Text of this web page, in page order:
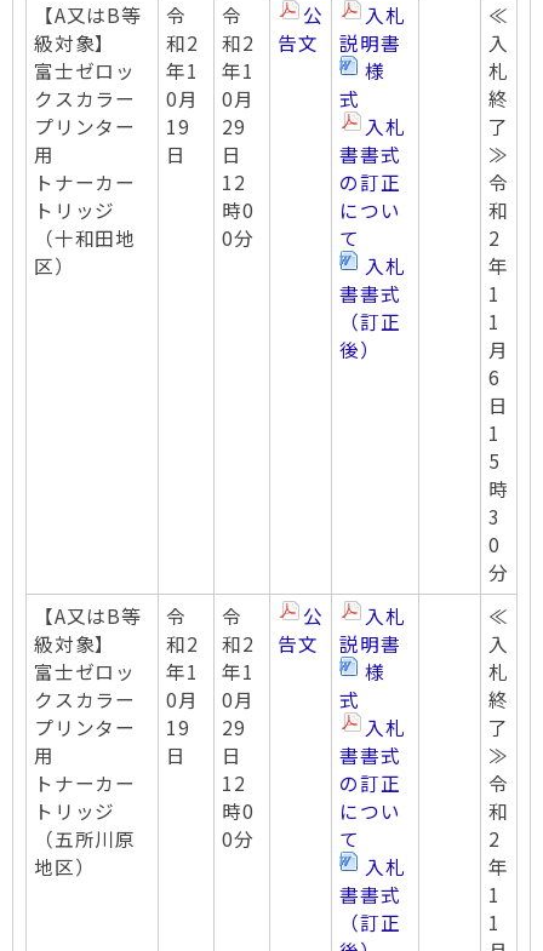
【A又はB等
級対象】
富士ゼロッ
クスカラー
プリンター
用
トナーカー
トリッジ
（十和田地
区）
令
和2
年1
0月
19
日
令
和2
年1
0月
29
日
12
時0
0分
公
告文
入札
説明書
様
式
入札
書書式
の訂正
につい
て
入札
書書式
（訂正
後）
≪
入
札
終
了
≫
令
和
2
年
1
1
月
6
日
1
5
時
3
0
分
【A又はB等
級対象】
富士ゼロッ
クスカラー
プリンター
用
トナーカー
トリッジ
（五所川原
地区）
令
和2
年1
0月
19
日
令
和2
年1
0月
29
日
12
時0
0分
公
告文
入札
説明書
様
式
入札
書書式
の訂正
につい
て
入札
書書式
（訂正
≪
入
札
終
了
≫
令
和
2
年
1
1